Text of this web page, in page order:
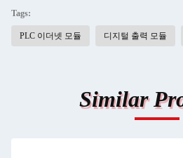
Tags:
PLC 이더넷 모듈 디지털 출력 모듈
Similar